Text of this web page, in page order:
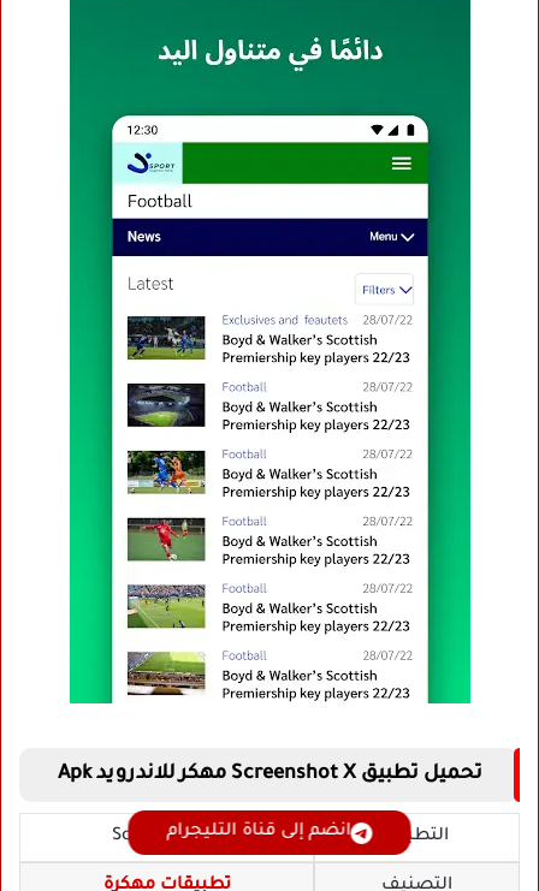
تحميل تطبيق Screenshot X مهكر للاندرويد Apk
التطبيق Screenshot X
التصنيف تطبيقات مهكرة
انضم إلى قناة التليجرام